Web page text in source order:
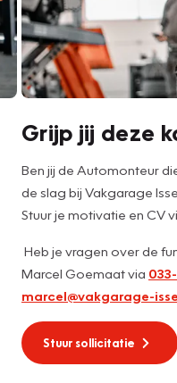
Grijp jij deze
Ben jij de Automonteur
de slag bij Vakgarage
Stuur je motivatie en CV
Heb je vragen over de
Marcel Goemaat via
marcel@vakgarage-
Stuur sollicitatie